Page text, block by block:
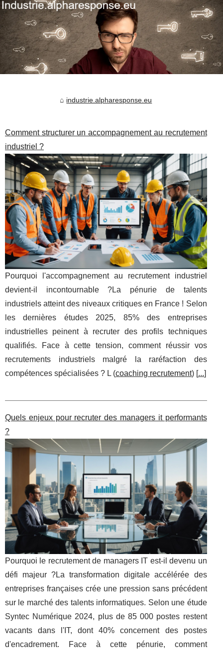
industrie.alpharesponse.eu
Comment structurer un accompagnement au recrutement
industriel ?
Pourquoi l'accompagnement au recrutement industriel
devient-il incontournable ?La pénurie de talents
industriels atteint des niveaux critiques en France ! Selon
les dernières études 2025, 85% des entreprises
industrielles peinent à recruter des profils techniques
qualifiés. Face à cette tension, comment réussir vos
recrutements industriels malgré la raréfaction des
compétences spécialisées ? L (coaching recrutement) [...]
Quels enjeux pour recruter des managers it performants
?
Pourquoi le recrutement de managers IT est-il devenu un
défi majeur ?La transformation digitale accélérée des
entreprises françaises crée une pression sans précédent
sur le marché des talents informatiques. Selon une étude
Syntec Numérique 2024, plus de 85 000 postes restent
vacants dans l'IT, dont 40% concernent des postes
d'encadrement. Face à cette pénurie, comment